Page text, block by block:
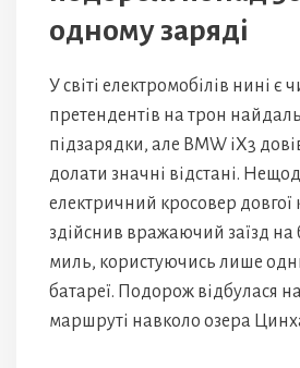
одному заряді
У світі електромобілів нині є
претендентів на трон
підзарядки, але BMW iX3
долати значні відстані.
електричний кросовер довгої
здійснив вражаючий заїзд на
миль, користуючись лише
батареї. Подорож відбулася
маршруті навколо озера